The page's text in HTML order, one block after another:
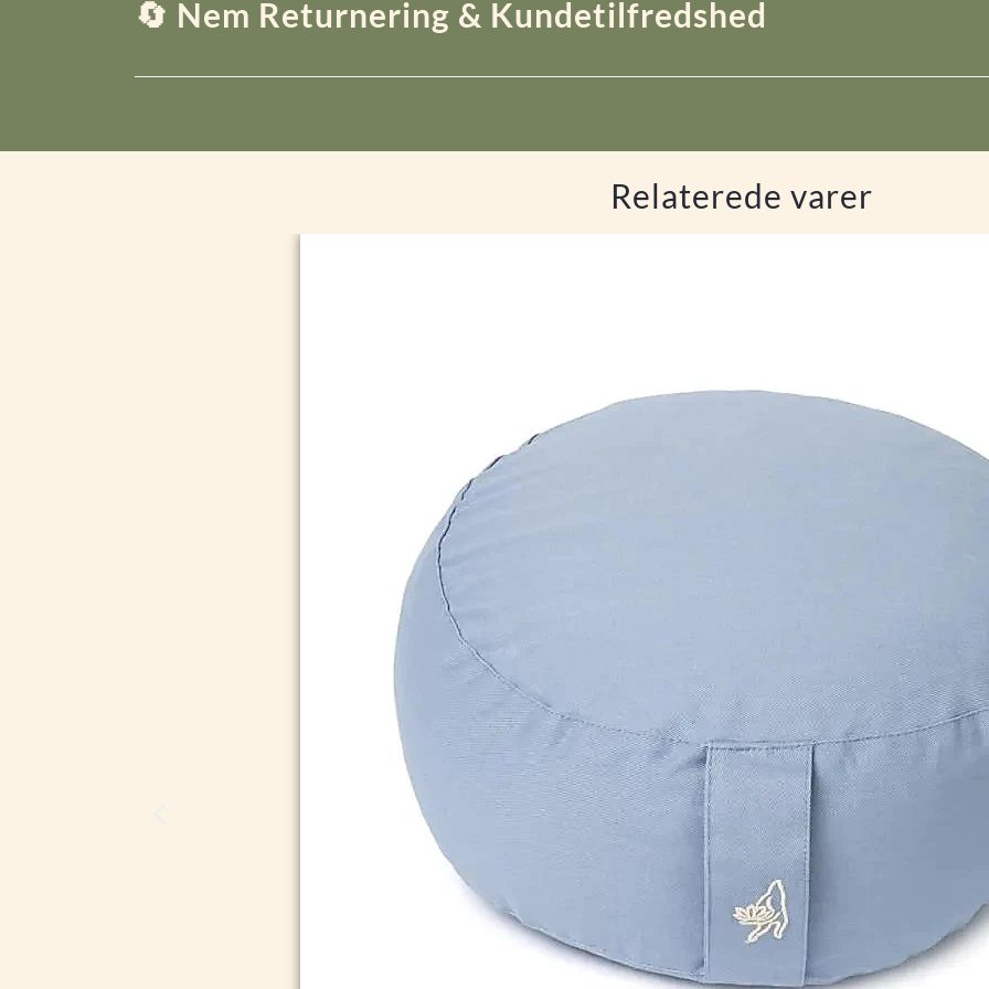
🔄 Nem Returnering & Kundetilfredshed
Relaterede varer